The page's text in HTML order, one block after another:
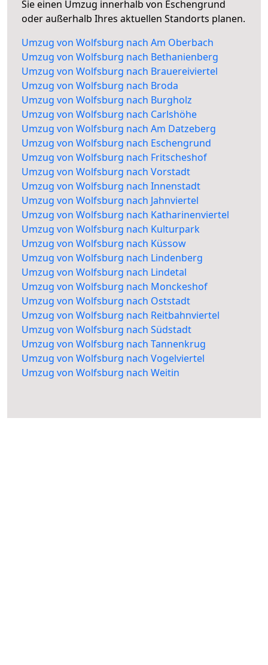
Sie einen Umzug innerhalb von Eschengrund
oder außerhalb Ihres aktuellen Standorts planen.
Umzug von Wolfsburg nach Am Oberbach
Umzug von Wolfsburg nach Bethanienberg
Umzug von Wolfsburg nach Brauereiviertel
Umzug von Wolfsburg nach Broda
Umzug von Wolfsburg nach Burgholz
Umzug von Wolfsburg nach Carlshöhe
Umzug von Wolfsburg nach Am Datzeberg
Umzug von Wolfsburg nach Eschengrund
Umzug von Wolfsburg nach Fritscheshof
Umzug von Wolfsburg nach Vorstadt
Umzug von Wolfsburg nach Innenstadt
Umzug von Wolfsburg nach Jahnviertel
Umzug von Wolfsburg nach Katharinenviertel
Umzug von Wolfsburg nach Kulturpark
Umzug von Wolfsburg nach Küssow
Umzug von Wolfsburg nach Lindenberg
Umzug von Wolfsburg nach Lindetal
Umzug von Wolfsburg nach Monckeshof
Umzug von Wolfsburg nach Oststadt
Umzug von Wolfsburg nach Reitbahnviertel
Umzug von Wolfsburg nach Südstadt
Umzug von Wolfsburg nach Tannenkrug
Umzug von Wolfsburg nach Vogelviertel
Umzug von Wolfsburg nach Weitin